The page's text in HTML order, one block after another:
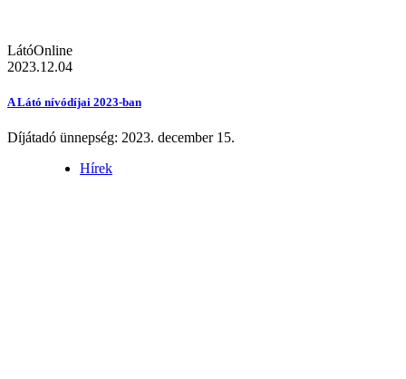
LátóOnline
2023.12.04
A Látó nívódíjai 2023-ban
Díjátadó ünnepség: 2023. december 15.
Hírek